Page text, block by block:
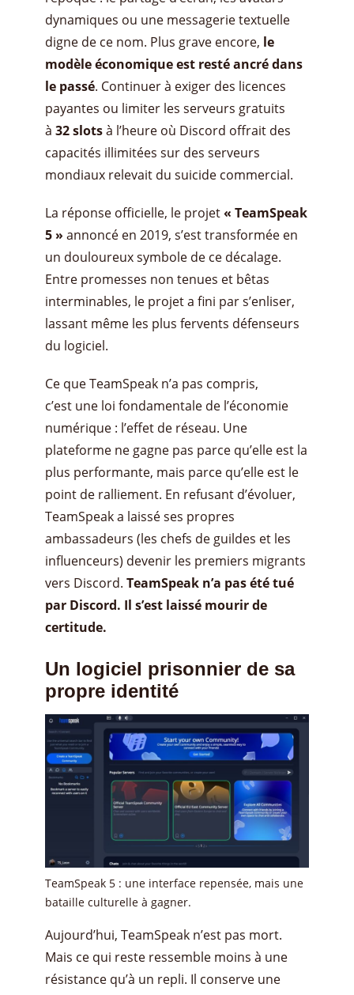
dynamiques ou une messagerie textuelle
digne de ce nom. Plus grave encore, le
modèle économique est resté ancré dans
le passé. Continuer à exiger des licences
payantes ou limiter les serveurs gratuits
à 32 slotsà l’heure où Discord offrait des
capacités illimitées sur des serveurs
mondiaux relevait du suicide commercial.
La réponse officielle, le projet« TeamSpeak
5 » annoncé en 2019, s’est transformée en
un douloureux symbole de ce décalage.
Entre promesses non tenues et bêtas
interminables, le projet a fini par s’enliser,
lassant même les plus fervents défenseurs
du logiciel.
Ce que TeamSpeak n’a pas compris,
c’est une loi fondamentale de l’économie
numérique : l’effet de réseau. Une
plateforme ne gagne pas parce qu’elle est la
plus performante, mais parce qu’elle est le
point de ralliement. En refusant d’évoluer,
TeamSpeak a laissé ses propres
ambassadeurs (les chefs de guildes et les
influenceurs) devenir les premiers migrants
vers Discord. TeamSpeak n’a pas été tué
par Discord. Il s’est laissé mourir de
certitude.
Un logiciel prisonnier de sa
propre identité
TeamSpeak 5 : une interface repensée, mais une
bataille culturelle à gagner.
Aujourd’hui, TeamSpeak n’est pas mort.
Mais ce qui reste ressemble moins à une
résistance qu’à un repli. Il conserve une